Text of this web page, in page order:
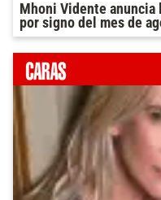
Mhoni Vidente
por signo del mes de